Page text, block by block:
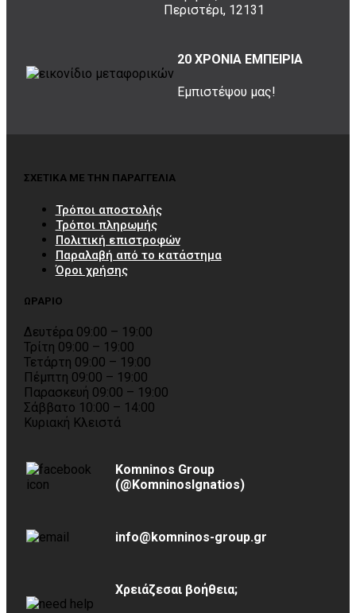
Περιστέρι, 12131
20 ΧΡΟΝΙΑ ΕΜΠΕΙΡΙΑ
Εμπιστέψου μας!
ΣΧΕΤΙΚΑ ΜΕ ΤΗΝ ΠΑΡΑΓΓΕΛΙΑ
Τρόποι αποστολής
Τρόποι πληρωμής
Πολιτική επιστροφών
Παραλαβή από το κατάστημα
Όροι χρήσης
ΩΡΑΡΙΟ
Δευτέρα 09:00 – 19:00
Τρίτη 09:00 – 19:00
Τετάρτη 09:00 – 19:00
Πέμπτη 09:00 – 19:00
Παρασκευή 09:00 – 19:00
Σάββατο 10:00 – 14:00
Κυριακή Κλειστά
Komninos Group
(@KomninosIgnatios)
info@komninos-group.gr
Χρειάζεσαι βοήθεια;